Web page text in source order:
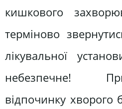
кишкового
терміново
лікувальної
небезпечне!
відпочинку хворого